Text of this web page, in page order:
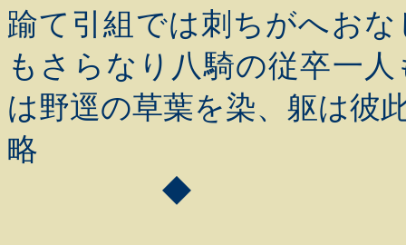
踰て引組では刺ちがへお
もさらなり八騎の従卒一
は野逕の草葉を染、躯は
略
◆